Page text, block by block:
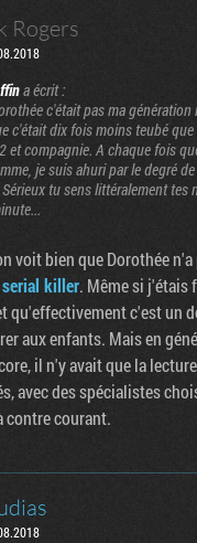
Rogers
a écrit :
c'était pas ma
c'était dix fois moins teubé
et compagnie. A chaque fois
je suis ahuri par le degré
tu sens littéralement tes
voit bien que Dorothée
serial killer. Même si j'étais
qu'effectivement c'est un
aux enfants. Mais en
il n'y avait que la
avec des spécialistes
contre courant.